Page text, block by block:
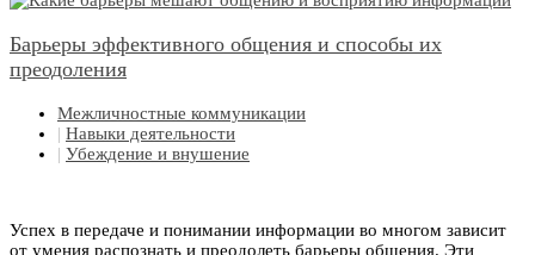
Барьеры эффективного общения и способы их
преодоления
Межличностные коммуникации
| Навыки деятельности
| Убеждение и внушение
Успех в передаче и понимании информации во многом зависит
от умения распознать и преодолеть барьеры общения. Эти